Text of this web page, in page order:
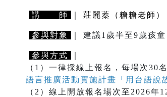
講 師 莊麗蓁（糖糖老師）
參與對象 ｜ 建議1歲半至9歲孩
參與方式
（1）一律採線上報名，每場次30
語言推廣活動實施計畫「用台語說
（2）線上開放報名場次至2026年